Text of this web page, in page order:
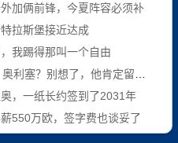
加俩前锋，今夏阵容必须补
拉斯堡接近达成
我踢得那叫一个自由
塞？别想了，他肯定留队！
，一纸长约签到了2031年
550万欧，签字费也谈妥了